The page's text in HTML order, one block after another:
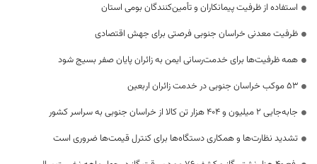
استفاده از ظرفیت پیمانکاران و تأمین‌کنندگان بومی استان
ظرفیت معدنی خراسان جنوبی فرصتی برای جهش اقتصادی
همه ظرفیت‌ها برای خدمت‌رسانی ایمن به زائران پایان صفر بسیج شود
53 موکب خراسان جنوبی در خدمت زائران اربعین
جابه‌جایی 2 میلیون و 404 هزار تن کالا از خراسان جنوبی به سراسر کشور
تشدید نظارت‌ها و همکاری دستگاه‌ها برای کنترل قیمت‌ها ضروری است